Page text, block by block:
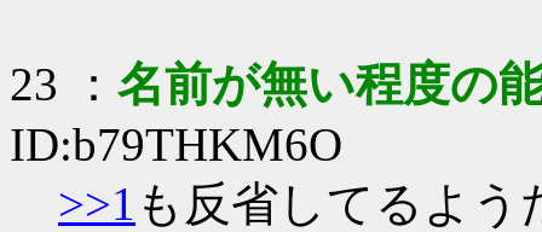
23 ： 名前が無い程度の
ID:b79THKM6O
>>1 も反省してるよ